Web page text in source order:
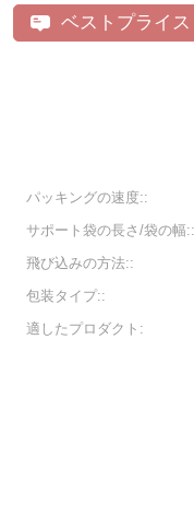
ベストプライス
パッキングの速度::
サポート袋の長さ/袋の幅::
飛び込みの方法::
包装タイプ::
適したプロダクト: